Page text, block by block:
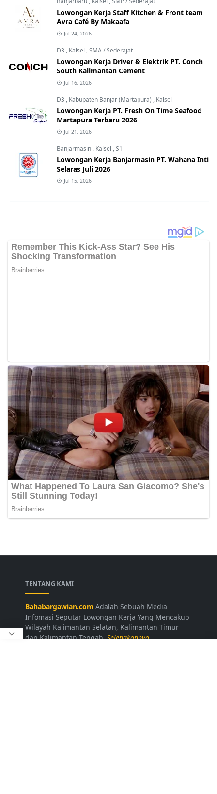
Lowongan Kerja Staff Kitchen & Front team
Avra Café By Makaafa
Jul 24, 2026
D3 , Kalsel ,SMA / Sederajat
Lowongan Kerja Driver & Elektrik PT. Conch
South Kalimantan Cement
Jul 16, 2026
D3 , Kabupaten Banjar (Martapura) , Kalsel
Lowongan Kerja PT. Fresh On Time Seafood
Martapura Terbaru 2026
Jul 21, 2026
Banjarmasin , Kalsel ,S1
Lowongan Kerja Banjarmasin PT. Wahana Inti
Selaras Juli 2026
Jul 15, 2026
TENTANG KAMI
Bahabargawian.com Adalah Sebuah Media
Infomasi Seputar Lowongan Kerja Yang Mencakup
Wilayah Kalimantan Selatan, Kalimantan Timur
dan Kalimantan Tengah. Selengkapnya...